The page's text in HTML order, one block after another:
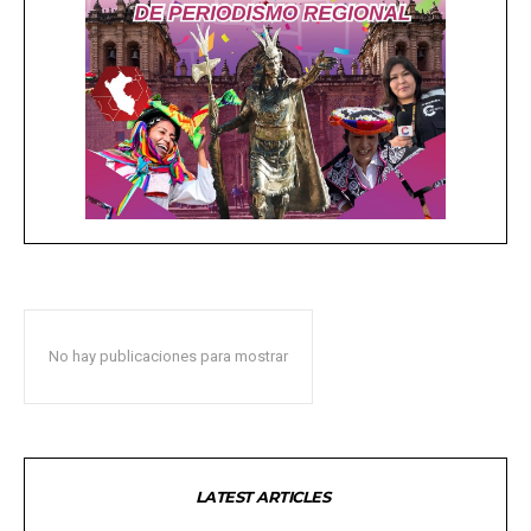
No hay publicaciones para mostrar
LATEST ARTICLES